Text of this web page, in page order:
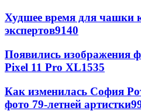
Худшее время для чашки
экспертов9140
Появились изображения
Pixel 11 Pro XL1535
Как изменилась София
фото 79-летней артистки